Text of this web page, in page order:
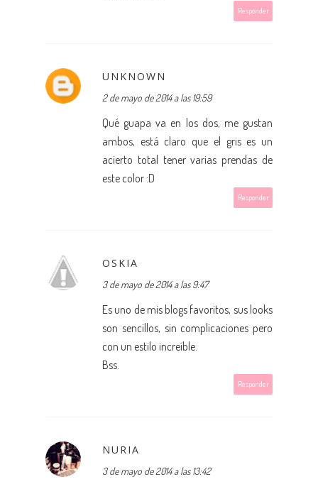
Responder
UNKNOWN
2 de mayo de 2014 a las 19:59
Qué guapa va en los dos, me gustan
ambos, está claro que el gris es un
acierto total tener varias prendas de
este color :D
Responder
OSKIA
3 de mayo de 2014 a las 9:47
Es uno de mis blogs favoritos, sus looks
son sencillos, sin complicaciones pero
con un estilo increíble.
Bss.
Responder
NURIA
3 de mayo de 2014 a las 13:42